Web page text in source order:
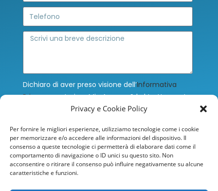
Privacy e Cookie Policy
Per fornire le migliori esperienze, utilizziamo tecnologie come i cookie
per memorizzare e/o accedere alle informazioni del dispositivo. Il
consenso a queste tecnologie ci permetterà di elaborare dati come il
comportamento di navigazione o ID unici su questo sito. Non
acconsentire o ritirare il consenso può influire negativamente su alcune
caratteristiche e funzioni.
Dichiaro di aver preso visione dell’Informativa
Privacye autorizzo Mia Agency Srl al trattamento
dei miei dati personali, che saranno trattati ex
G.D.P.R.) sulla protezione dei dati personali, per le
finalità ivi indicate.
Accetto